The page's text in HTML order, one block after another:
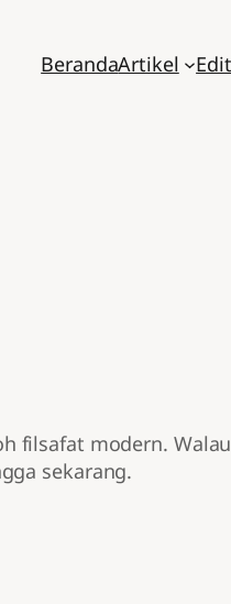
BerandaArtikel
filsafat modern.
sekarang.